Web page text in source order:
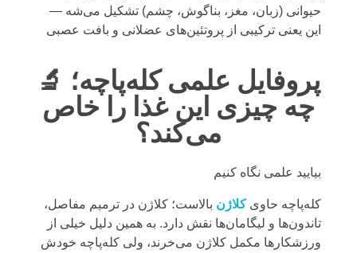
حیوانی (زبان، مغز، بناگوش، چشم) تشکیل می‌شه —
این یعنی ترکیبی از پروتئین‌های عضلانی و بافت عصبی
🔬 پروفایل علمی کله‌پاچه؛
چه چیزی این غذا را خاص
می‌کند؟
بیایید علمی نگاه کنیم
کله‌پاچه حاویکلاژن بالاست؛ کلاژن در ترمیم مفاصل،
تاندون‌ها و لیگامان‌ها نقش دارد. به همین دلیل خیلی از
ورزشکارها مکمل کلاژن می‌خرند، ولی کله‌پاچه خودش